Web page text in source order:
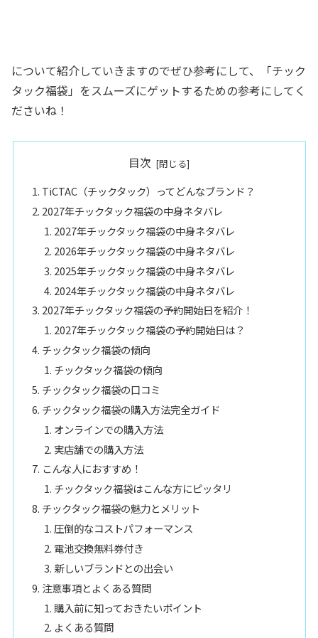
について紹介していきますのでぜひ参考にして、「チック
タック福袋」をスムーズにゲットするための参考にしてく
ださいね！
目次
TiCTAC（チックタック）ってどんなブランド？
2027年チックタック福袋の中身ネタバレ
2027年チックタック福袋の中身ネタバレ
2026年チックタック福袋の中身ネタバレ
2025年チックタック福袋の中身ネタバレ
2024年チックタック福袋の中身ネタバレ
2027年チックタック福袋の予約開始日を紹介！
2027年チックタック福袋の予約開始日は？
チックタック福袋の傾向
チックタック福袋の傾向
チックタック福袋の口コミ
チックタック福袋の購入方法完全ガイド
オンラインでの購入方法
実店舗での購入方法
こんな人におすすめ！
チックタック福袋はこんな方にピッタリ
チックタック福袋の魅力とメリット
圧倒的なコストパフォーマンス
電池交換無料券付き
新しいブランドとの出会い
注意事項とよくある質問
購入前に知っておきたいポイント
よくある質問